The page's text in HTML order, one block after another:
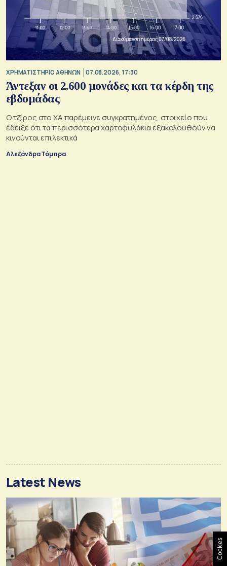
XΡΗΜΑΤΙΣΤΗΡΙΟ ΑΘΗΝΩΝ 07.08.2026, 17:30
Άντεξαν οι 2.600 μονάδες και τα κέρδη της
εβδομάδας
Ο τζίρος στο ΧΑ παρέμεινε συγκρατημένος, στοιχείο που
έδειξε ότι τα περισσότερα χαρτοφυλάκια εξακολουθούν να
κινούνται επιλεκτικά
Αλεξάνδρα Τόμπρα
Latest News
Cookies